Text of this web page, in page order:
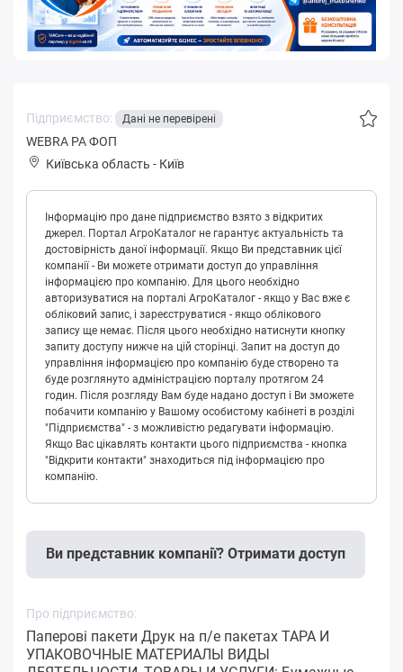
Підприємство: Дані не перевірені
WEBRA РА ФОП
Київська область - Київ
Інформацію про дане підприємство взято з відкритих
джерел. Портал АгроКаталог не гарантує актуальність та
достовірність даної інформації. Якщо Ви представник цієї
компанії - Ви можете отримати доступ до управління
інформацією про компанію. Для цього необхідно
авторизуватися на порталі АгроКаталог - якщо у Вас вже є
обліковий запис, і зареєструватися - якщо облікового
запису ще немає. Після цього необхідно натиснути кнопку
запиту доступу нижче на цій сторінці. Запит на доступ до
управління інформацією про компанію буде створено та
буде розглянуто адміністрацією порталу протягом 24
годин. Після розгляду Вам буде надано доступ і Ви зможете
побачити компанію у Вашому особистому кабінеті в розділі
"Підприємства" - з можливістю редагувати інформацію.
Якщо Вас цікавлять контакти цього підприємства - кнопка
"Відкрити контакти" знаходиться під інформацією про
компанію.
Ви представник компанії? Отримати доступ
Про підприємство:
Паперові пакети Друк на п/е пакетах ТАРА И
УПАКОВОЧНЫЕ МАТЕРИАЛЫ ВИДЫ